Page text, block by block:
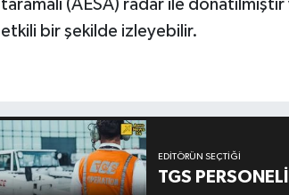
taramalı (AESA) radar ile
etkili bir şekilde izleyebilir.
EDITÖRÜN SEÇTIĞI
TGS